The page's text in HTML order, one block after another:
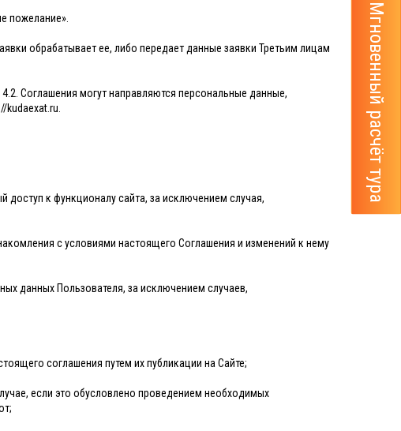
Мгновенный расчёт тура
пожелание».
обрабатывает ее, либо передает данные заявки Третьим лицам
Соглашения могут направляются персональные данные,
kudaexat.ru.
доступ к функционалу сайта, за исключением случая,
с условиями настоящего Соглашения и изменений к нему
данных Пользователя, за исключением случаев,
соглашения путем их публикации на Сайте;
если это обусловлено проведением необходимых